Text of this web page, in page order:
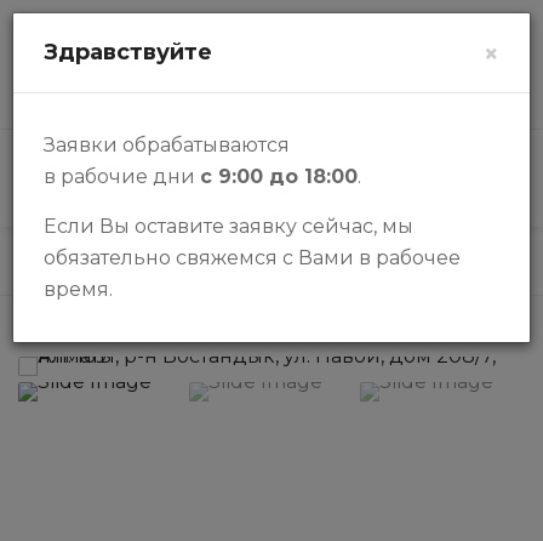
КАТАЛОГ
Каталог Бизнес Детский садик
×
Здравствуйте
Заявки обрабатываются
в рабочие дни с 9:00 до 18:00.
Если Вы оставите заявку сейчас, мы
обязательно свяжемся с Вами в рабочее
время.